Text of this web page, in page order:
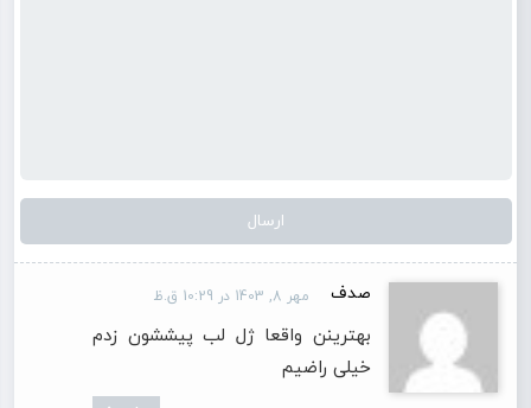
صدف مهر 8, 1403 در 10:29 ق.ظ
بهترینن واقعا ژل لب پیششون زدم
خیلی راضیم